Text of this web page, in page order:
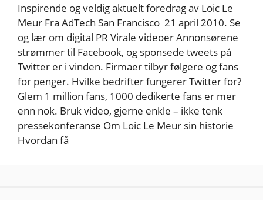
Inspirende og veldig aktuelt foredrag av Loic Le
Meur Fra AdTech San Francisco 21 april 2010. Se
og lær om digital PR Virale videoer Annonsørene
strømmer til Facebook, og sponsede tweets på
Twitter er i vinden. Firmaer tilbyr følgere og fans
for penger. Hvilke bedrifter fungerer Twitter for?
Glem 1 million fans, 1000 dedikerte fans er mer
enn nok. Bruk video, gjerne enkle – ikke tenk
pressekonferanse Om Loic Le Meur sin historie
Hvordan få